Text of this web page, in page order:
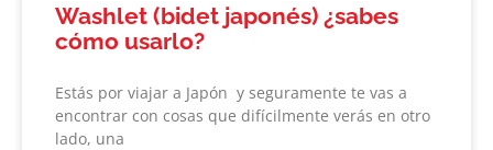
Washlet (bidet japonés) ¿sabes
cómo usarlo?
Estás por viajar a Japón y seguramente te vas a
encontrar con cosas que difícilmente verás en otro
lado, una